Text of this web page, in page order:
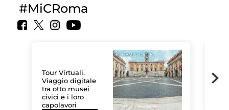
#MiCRoma
Tour Virtuali.
Viaggio digitale
tra otto musei
civici e i loro
capolavori